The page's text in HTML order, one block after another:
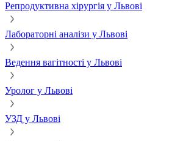
Репродуктивна хірургія у Львові
Лабораторні аналізи у Львові
Ведення вагітності у Львові
Уролог у Львові
УЗД у Львові